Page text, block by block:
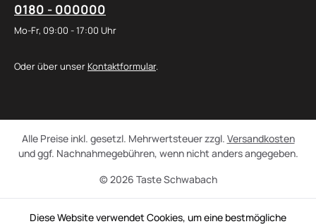
0180 - 000000
Mo-Fr, 09:00 - 17:00 Uhr
Oder über unser Kontaktformular.
© 2026 Taste Schwabach
Alle Preise inkl. gesetzl. Mehrwertsteuer zzgl. Versandkosten
und ggf. Nachnahmegebühren, wenn nicht anders angegeben.
Diese Website verwendet Cookies, um eine bestmögliche